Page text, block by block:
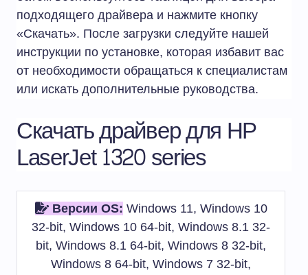
подходящего драйвера и нажмите кнопку
«Скачать». После загрузки следуйте нашей
инструкции по установке, которая избавит вас
от необходимости обращаться к специалистам
или искать дополнительные руководства.
Скачать драйвер для HP
LaserJet 1320 series
Версии OS: Windows 11, Windows 10
32-bit, Windows 10 64-bit, Windows 8.1 32-
bit, Windows 8.1 64-bit, Windows 8 32-bit,
Windows 8 64-bit, Windows 7 32-bit,